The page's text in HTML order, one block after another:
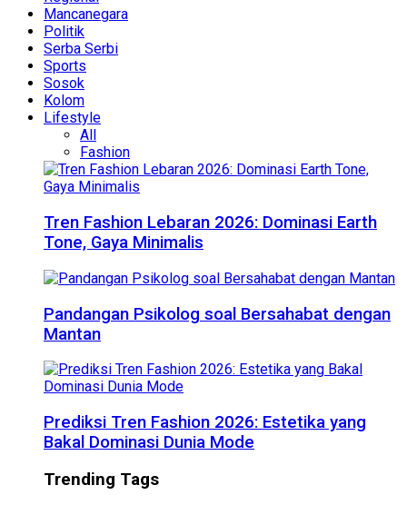
Mancanegara
Politik
Serba Serbi
Sports
Sosok
Kolom
Lifestyle
All
Fashion
Tren Fashion Lebaran 2026: Dominasi Earth
Tone, Gaya Minimalis
Pandangan Psikolog soal Bersahabat dengan
Mantan
Prediksi Tren Fashion 2026: Estetika yang
Bakal Dominasi Dunia Mode
Trending Tags